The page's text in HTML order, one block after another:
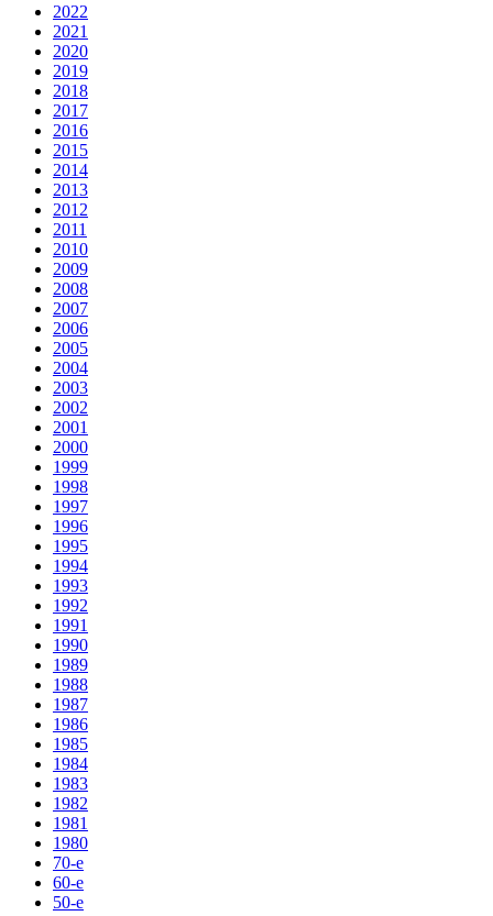
2022
2021
2020
2019
2018
2017
2016
2015
2014
2013
2012
2011
2010
2009
2008
2007
2006
2005
2004
2003
2002
2001
2000
1999
1998
1997
1996
1995
1994
1993
1992
1991
1990
1989
1988
1987
1986
1985
1984
1983
1982
1981
1980
70-е
60-е
50-е